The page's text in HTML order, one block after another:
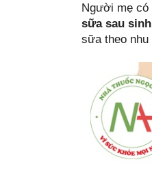
Người mẹ có
sữa sau
sữa theo nhu